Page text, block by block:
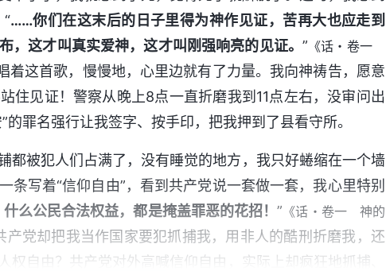
“……你们在这末后的日子里得为神作见证，苦再大也应走到
，这才叫真实爱神，这才叫刚强响亮的见证。” 《话・卷一
着这首歌，慢慢地，心里边就有了力量。我向神祷告，愿意
住见证！警察从晚上8点一直折磨我到11点左右，没审问出
罪名强行让我签字、按手印，把我押到了县看守所。
都被犯人们占满了，没有睡觉的地方，我只好蜷缩在一个墙
写着“信仰自由”，看到共产党说一套做一套，我心里特别
么公民合法权益，都是掩盖罪恶的花招！” 《话・卷一 神的
产党却把我当作国家要犯抓捕我，用非人的酷刑折磨我，还
自由？共产党对外高喊信仰自由，实际上却疯狂地抓捕、